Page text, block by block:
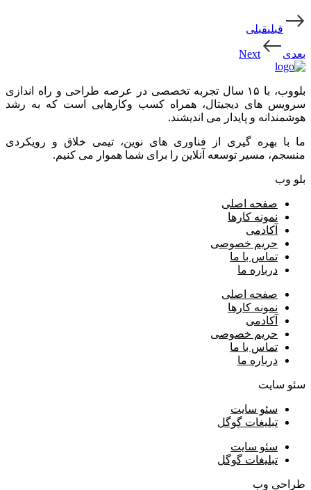
قبليقبلی
بعدی
بلووب، با ۱۵ سال تجربه تخصصی در عرصه طراحی و راه اندازی
سرویس های دیجیتال، همراه کسب وکارهایی است که به رشد
هوشمندانه و پایدار می اندیشند.
ما با بهره گیری از فناوری های نوین، تیمی خلاق و رویکردی
منسجم، مسیر توسعه آنلاین را برای شما هموار می کنیم.
بلو وب
صفحه اصلی
نمونه کارها
آکادمی
حریم خصوصی
تماس با ما
درباره ما
صفحه اصلی
نمونه کارها
آکادمی
حریم خصوصی
تماس با ما
درباره ما
سئو سایت
سئو سایت
تبلیغات گوگل
سئو سایت
تبلیغات گوگل
طراحی وب